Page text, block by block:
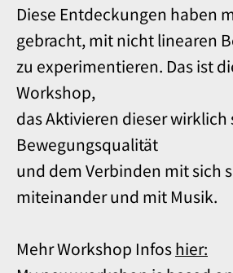
Diese Entdeckungen haben
gebracht, mit nicht linearen
zu experimentieren. Das ist
Workshop,
das Aktivieren dieser wirklich
Bewegungsqualität
und dem Verbinden mit sich
miteinander und mit Musik.
Mehr Workshop Infoshier: